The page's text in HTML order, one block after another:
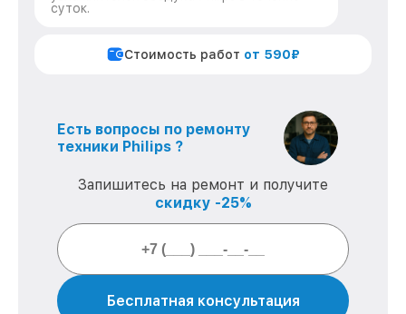
суток.
Стоимость работ от 590₽
Есть вопросы по ремонту
техники Philips ?
Запишитесь на ремонт и получите
скидку -25%
Бесплатная консультация